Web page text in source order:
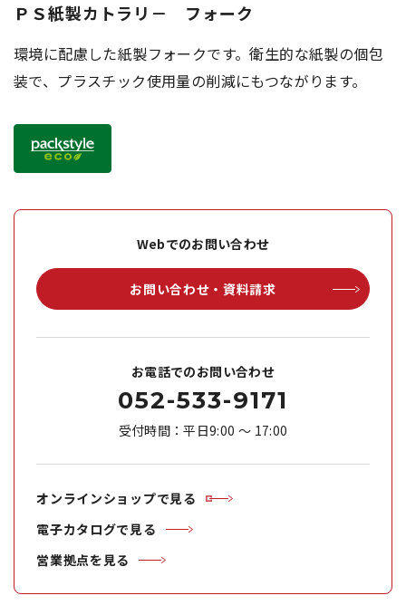
ＰＳ紙製カトラリ－ フォーク
環境に配慮した紙製フォークです。衛生的な紙製の個包
装で、プラスチック使用量の削減にもつながります。
Webでのお問い合わせ
お問い合わせ・資料請求
お電話でのお問い合わせ
052-533-9171
受付時間：平日9:00 ～ 17:00
オンラインショップで見る
電子カタログで見る
営業拠点を見る